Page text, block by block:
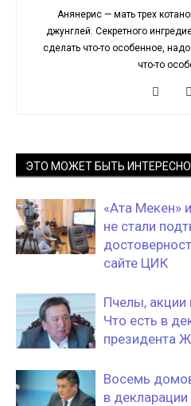
Анянерис — мать трех
джунглей. Секретного
сделать что-то особенное,
что-то
ЭТО МОЖЕТ БЫТЬ ИНТЕРЕСНО
«Ата Мекен»
не стали
сайте ЦИК
Пчелы, акции
Что есть в
президента
Восемь
в